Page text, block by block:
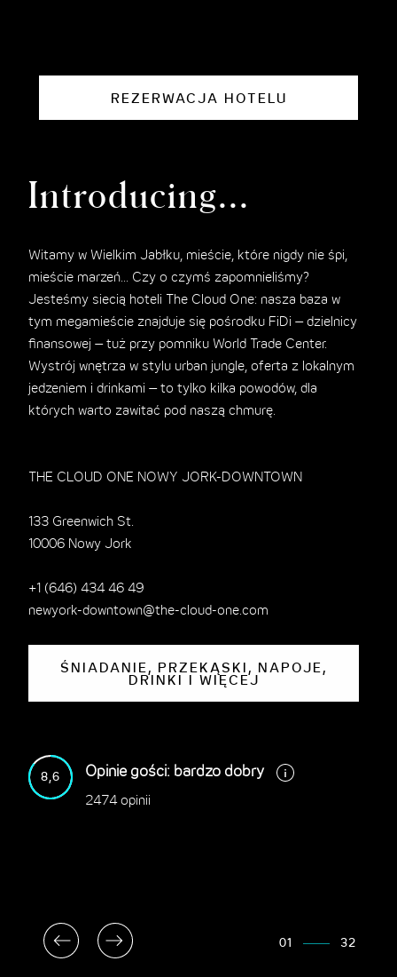
REZERWACJA HOTELU
Introducing...
Witamy w Wielkim Jabłku, mieście, które nigdy nie śpi,
mieście marzeń... Czy o czymś zapomnieliśmy?
Jesteśmy siecią hoteli The Cloud One: nasza baza w
tym megamieście znajduje się pośrodku FiDi – dzielnicy
finansowej – tuż przy pomniku World Trade Center.
Wystrój wnętrza w stylu urban jungle, oferta z lokalnym
jedzeniem i drinkami – to tylko kilka powodów, dla
których warto zawitać pod naszą chmurę.
THE CLOUD ONE NOWY JORK-DOWNTOWN
133 Greenwich St.
10006 Nowy Jork
+1 (646) 434 46 49
newyork-downtown@the-cloud-one.com
ŚNIADANIE, PRZEKĄSKI, NAPOJE,
DRINKI I WIĘCEJ
8,6 Opinie gości: bardzo dobry
2474 opinii
01 32